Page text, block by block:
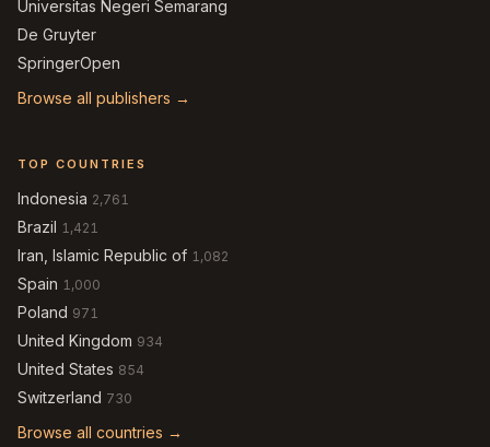
Universitas Negeri Semarang
De Gruyter
SpringerOpen
Browse all publishers →
TOP COUNTRIES
Indonesia 2,761
Brazil 1,421
Iran, Islamic Republic of 1,082
Spain 1,000
Poland 971
United Kingdom 934
United States 854
Switzerland 730
Browse all countries →